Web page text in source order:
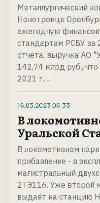
Металлургический
Новотроицк
ежегодную
стандартам РСБУ за
отчета, выручка АО
142,74 млрд руб.,
2021 г.…
16.03.2023 06:33
В
Уральской
В локомотивном
прибавление - в
магистральный
2ТЭ116. Уже второй
выдаёт на станцию